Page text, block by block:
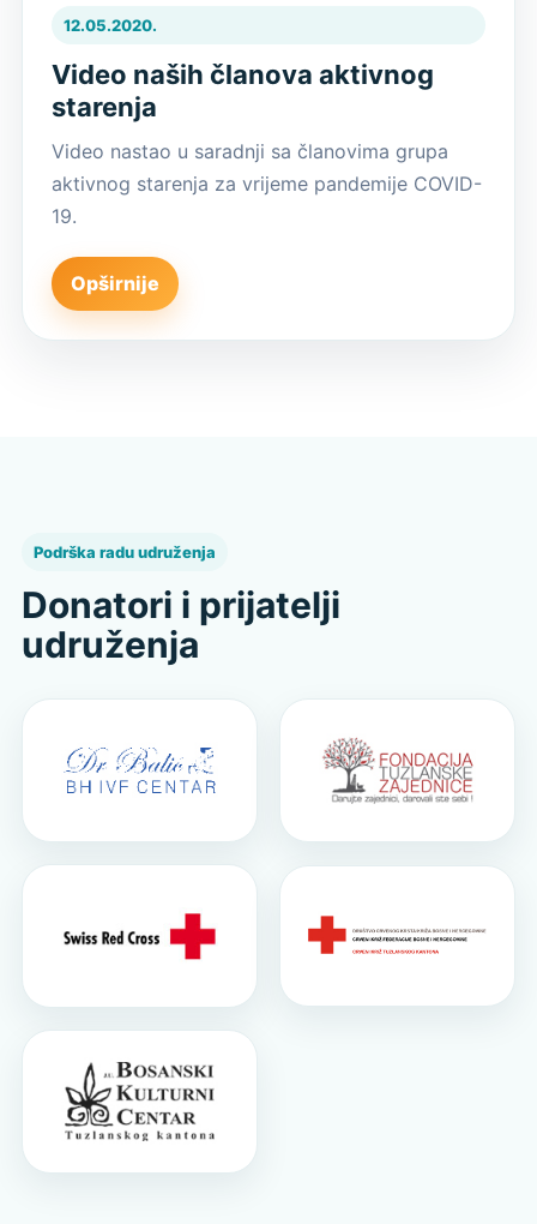
12.05.2020.
Video naših članova aktivnog
starenja
Video nastao u saradnji sa članovima grupa
aktivnog starenja za vrijeme pandemije COVID-
19.
Opširnije
Podrška radu udruženja
Donatori i prijatelji
udruženja